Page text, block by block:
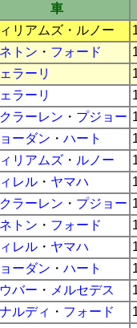
車
リアムズ ・ ルノー
トン ・ フォード
ラーリ
ラーリ
ラーレン ・ プジョー
ーダン ・ ハート
リアムズ ・ ルノー
レル ・ ヤマハ
ラーレン ・ プジョー
トン ・ フォード
レル ・ ヤマハ
ーダン ・ ハート
バー ・ メルセデス
ルディ ・ フォード